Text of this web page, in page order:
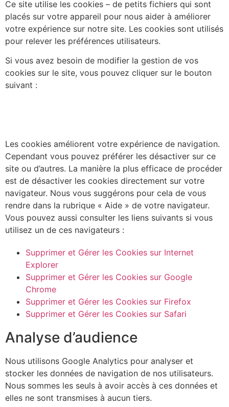
Ce site utilise les cookies – de petits fichiers qui sont
placés sur votre appareil pour nous aider à améliorer
votre expérience sur notre site. Les cookies sont utilisés
pour relever les préférences utilisateurs.
Si vous avez besoin de modifier la gestion de vos
cookies sur le site, vous pouvez cliquer sur le bouton
suivant :
Les cookies améliorent votre expérience de navigation.
Cependant vous pouvez préférer les désactiver sur ce
site ou d’autres. La manière la plus efficace de procéder
est de désactiver les cookies directement sur votre
navigateur. Nous vous suggérons pour cela de vous
rendre dans la rubrique « Aide » de votre navigateur.
Vous pouvez aussi consulter les liens suivants si vous
utilisez un de ces navigateurs :
Supprimer et Gérer les Cookies sur Internet
Explorer
Supprimer et Gérer les Cookies sur Google
Chrome
Supprimer et Gérer les Cookies sur Firefox
Supprimer et Gérer les Cookies sur Safari
Analyse d’audience
Nous utilisons Google Analytics pour analyser et
stocker les données de navigation de nos utilisateurs.
Nous sommes les seuls à avoir accès à ces données et
elles ne sont transmises à aucun tiers.